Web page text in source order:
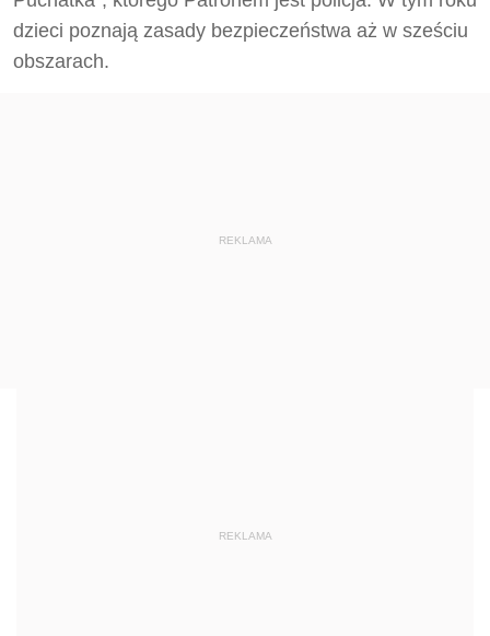
dzieci poznają zasady bezpieczeństwa aż w sześciu
obszarach.
REKLAMA
REKLAMA